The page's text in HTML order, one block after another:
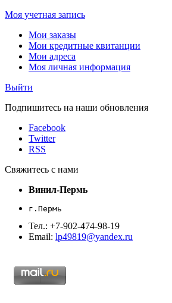
Моя учетная запись
Мои заказы
Мои кредитные квитанции
Мои адреса
Моя личная информация
Выйти
Подпишитесь на наши обновления
Facebook
Twitter
RSS
Свяжитесь с нами
Винил-Пермь
г.Пермь
Тел.: +7-902-474-98-19
Email: lp49819@yandex.ru